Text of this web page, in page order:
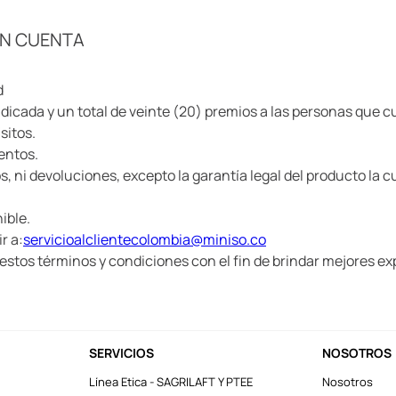
CUENTA
y un total de veinte (20) premios a las personas que
ni devoluciones, excepto la garantía legal del producto la
a:servicioalclientecolombia@miniso.co
términos y condiciones con el fin de brindar mejores
SERVICIOS
Línea Etica - SAGRILAFT Y PTEE
NOSOTROS
Nosotros